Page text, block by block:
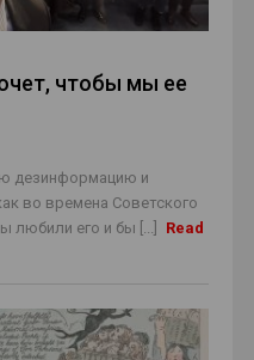
чтобы мы ее
дезинформацию и
во времена Советского
любили его и бы [...]
Read